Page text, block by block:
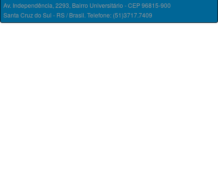
Av. Independência, 2293, Bairro Universitário - CEP 96815-900
Santa Cruz do Sul - RS / Brasil. Telefone: (51)3717.7409